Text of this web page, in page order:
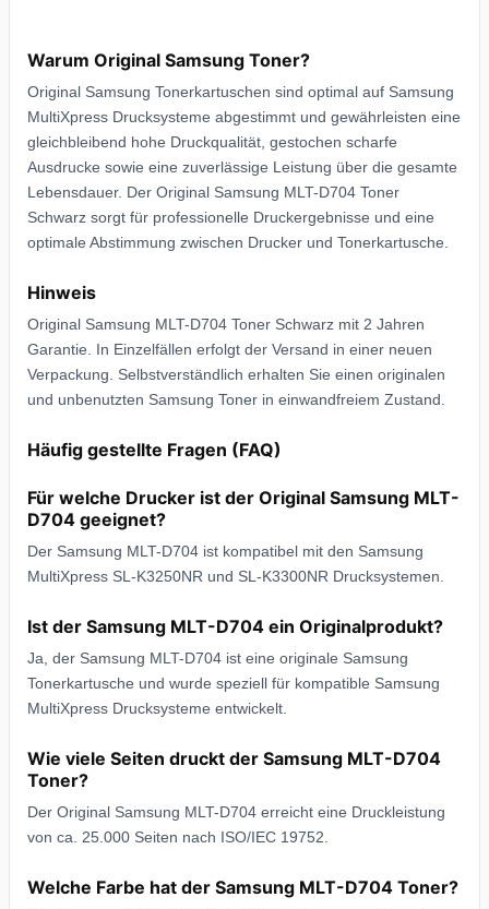
Warum Original Samsung Toner?
Original Samsung Tonerkartuschen sind optimal auf Samsung
MultiXpress Drucksysteme abgestimmt und gewährleisten eine
gleichbleibend hohe Druckqualität, gestochen scharfe
Ausdrucke sowie eine zuverlässige Leistung über die gesamte
Lebensdauer. Der Original Samsung MLT-D704 Toner
Schwarz sorgt für professionelle Druckergebnisse und eine
optimale Abstimmung zwischen Drucker und Tonerkartusche.
Hinweis
Original Samsung MLT-D704 Toner Schwarz mit 2 Jahren
Garantie. In Einzelfällen erfolgt der Versand in einer neuen
Verpackung. Selbstverständlich erhalten Sie einen originalen
und unbenutzten Samsung Toner in einwandfreiem Zustand.
Häufig gestellte Fragen (FAQ)
Für welche Drucker ist der Original Samsung MLT-
D704 geeignet?
Der Samsung MLT-D704 ist kompatibel mit den Samsung
MultiXpress SL-K3250NR und SL-K3300NR Drucksystemen.
Ist der Samsung MLT-D704 ein Originalprodukt?
Ja, der Samsung MLT-D704 ist eine originale Samsung
Tonerkartusche und wurde speziell für kompatible Samsung
MultiXpress Drucksysteme entwickelt.
Wie viele Seiten druckt der Samsung MLT-D704
Toner?
Der Original Samsung MLT-D704 erreicht eine Druckleistung
von ca. 25.000 Seiten nach ISO/IEC 19752.
Welche Farbe hat der Samsung MLT-D704 Toner?